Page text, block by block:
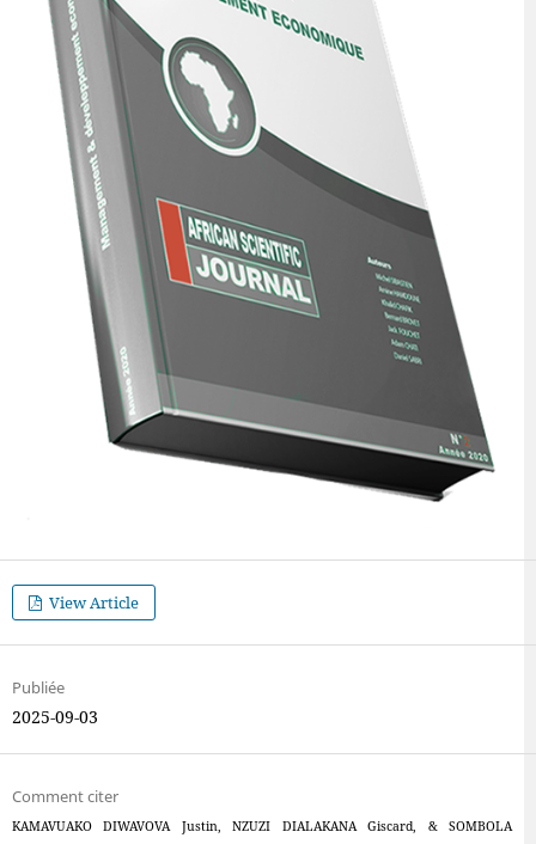
View Article
Publiée
2025-09-03
Comment citer
KAMAVUAKO DIWAVOVA Justin, NZUZI DIALAKANA Giscard, & SOMBOLA